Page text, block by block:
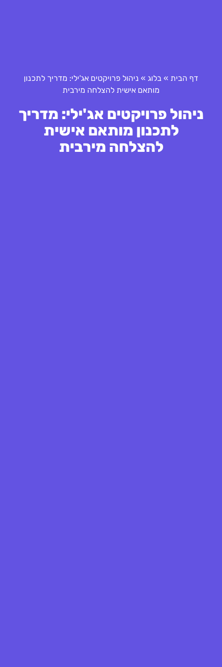
דף הבית » בלוג » ניהול פרויקטים אג'ילי: מדריך לתכנון
מותאם אישית להצלחה מירבית
ניהול פרויקטים אג'ילי: מדריך
לתכנון מותאם אישית
להצלחה מירבית